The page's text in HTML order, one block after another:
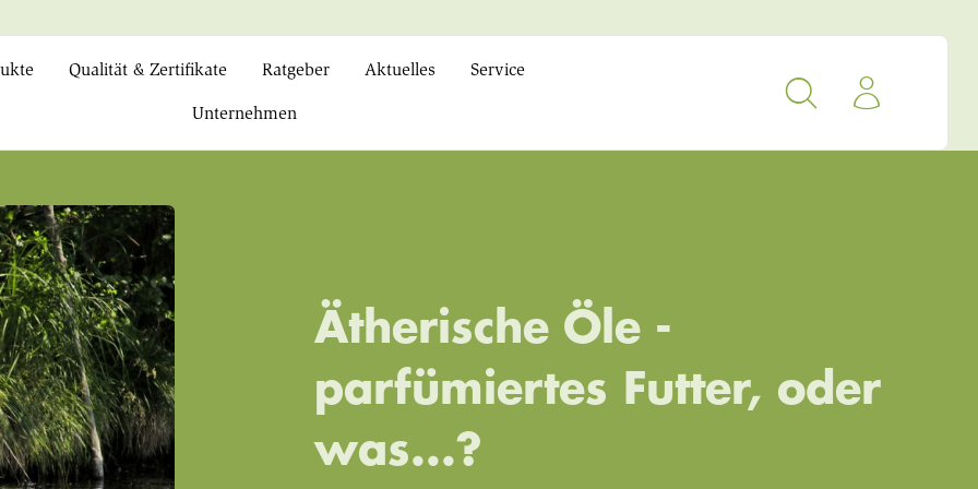
Qualität & Zertifikate Ratgeber Aktuelles Service
Unternehmen
Ätherische Öle -
parfümiertes Futter, oder
was...?